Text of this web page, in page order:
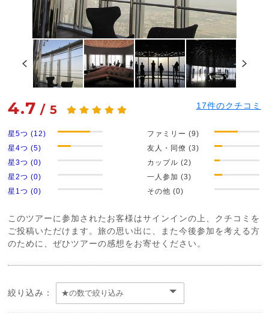
4.7 /5 17件のクチコミ
星5つ (12)
星4つ (5)
星3つ (0)
星2つ (0)
星1つ (0)
ファミリー (9)
友人・同僚 (3)
カップル (2)
一人参加 (3)
その他 (0)
このツアーに参加されたお客様はサインインの上、クチコミを
ご投稿いただけます。旅の思い出に、また今後参加を考える方
のために、ぜひツアーの感想をお寄せください。
絞り込み：